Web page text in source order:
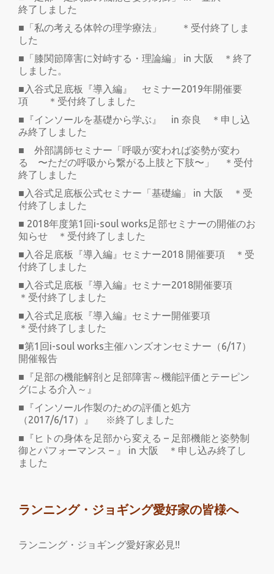
終了しました
■「私の考える体幹の理学療法」 ＊受付終了しま
した
■「膝関節障害に対峙する・理論編」 in 大阪 ＊終了
しました。
■入谷式足底板『導入編』 セミナー2019年開催要
項 ＊受付終了しました
■『インソールを基礎から学ぶ』 in 奈良 ＊申し込
み終了しました
■ 外部講師セミナー「呼吸が変われば姿勢が変わ
る 〜ただの呼吸から繋がる上肢と下肢〜」 ＊受付
終了しました
■入谷式足底板公式セミナー「基礎編」 in 大阪 ＊受
付終了しました
■ 2018年度第1回i-soul works足部セミナーの開催のお
知らせ ＊受付終了しました
■入谷足底板『導入編』セミナー2018 開催要項 ＊受
付終了しました
■入谷式足底板『導入編』セミナー2018開催要項
＊受付終了しました
■入谷式足底板『導入編』セミナー開催要項
＊受付終了しました
■第1回i-soul works主催ハンズオンセミナー（6/17）
開催報告
■『足部の機能解剖と足部障害～機能評価とテーピン
グによる介入～』
■『インソール作製のための評価と処方
（2017/6/17）』 ※終了しました
■『ヒトの身体を足部から変える – 足部機能と姿勢制
御とパフォーマンス – 』 in 大阪 ＊申し込み終了し
ました
ランニング・ジョギング愛好家の皆様へ
ランニング・ジョギング愛好家必見!!